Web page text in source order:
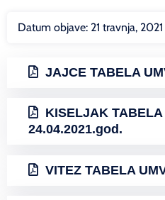
Datum objave: 21 travnja, 2021
JAJCE TABELA
KISELJAK TABELA
24.04.2021.god.
VITEZ TABELA